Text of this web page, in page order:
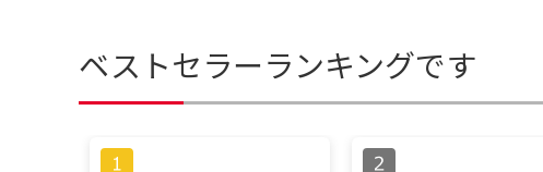
ベストセラーランキングです